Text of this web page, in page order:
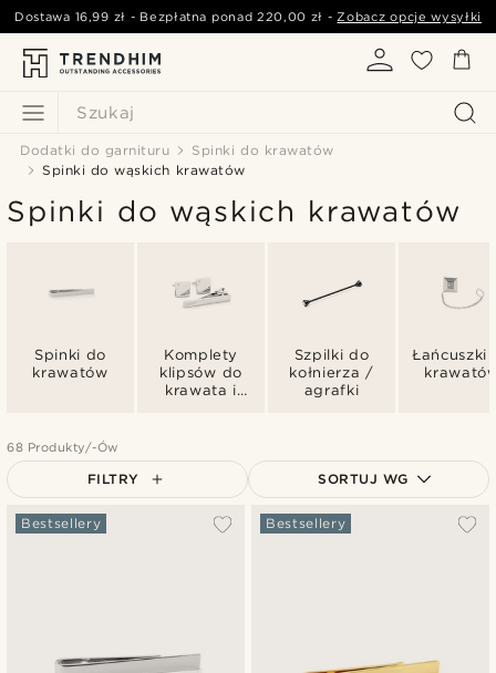
Szukaj
Dostawa 16,99 zł - Bezpłatna ponad220,00 zł -Zobacz opcje wysyłki
Dodatki do garnituru
Spinki do krawatów
Spinki do wąskich krawatów
Spinki do wąskich krawatów
Spinki do
krawatów
Komplety
klipsów do
krawata i
Szpilki do
kołnierza /
agrafki
Łańcuszki
68 Produkty/-Ów
FILTRY SORTUJ WG
Najbardziej popularne
Bestsellery Bestsellery